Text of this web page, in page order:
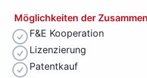
Möglichkeiten der
F&E Kooperation
Lizenzierung
Patentkauf